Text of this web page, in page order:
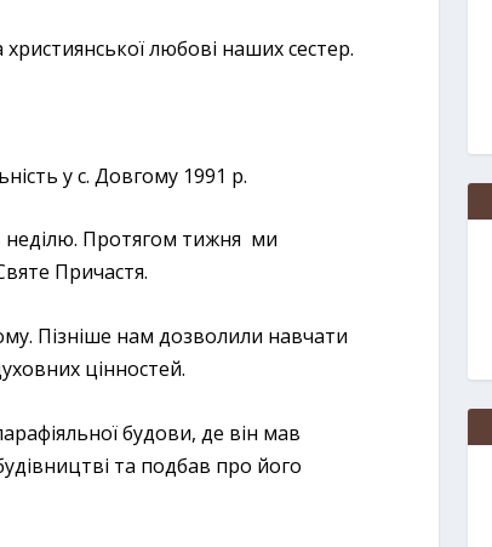
любові наших сестер.
у с. Довгому 1991 р.
неділю. Протягом тижня ми
Причастя.
Пізніше нам дозволили навчати
цінностей.
будови, де він мав
та подбав про його